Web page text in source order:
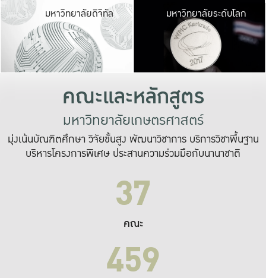
มหาวิทยาลัยดิจิทัล มหาวิ
เปลี่ยนแปลง แล
เพื่อทำง
ระบบสารสนเทศ
มหาวิทยาลัยระดับโลก
คณะและหลักสูตร
มหาวิทยาลัยเกษตรศาสตร์
มุ่งเน้นบัณฑิตศึกษา วิจัยขั้นสูง พัฒนาวิชาการ บริการวิชาพื้นฐาน
บริหารโครงการพิเศษ ประสานความร่วมมือกับนานาชาติ
37
คณะ
459